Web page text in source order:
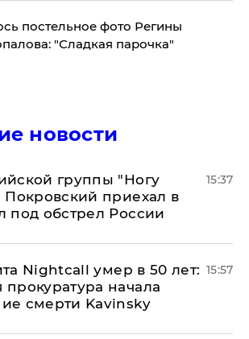
постельное фото Регины
"Сладкая парочка"
новости
группы "Ногу
Покровский приехал в
под обстрел России
15:37
Nightcall умер в 50 лет:
прокуратура начала
смерти Kavinsky
15:57